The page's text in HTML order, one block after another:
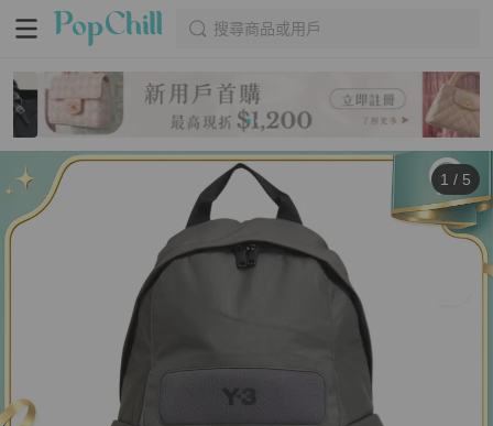
搜尋商品或用戶
1 / 5